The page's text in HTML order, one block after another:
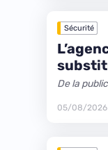
Sécurité
De la
05/08/2026